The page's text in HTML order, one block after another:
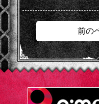
前の